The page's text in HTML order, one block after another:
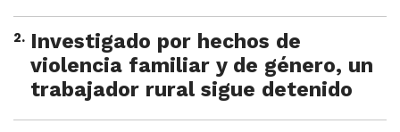
2. Investigado por hechos de
violencia familiar y de género, un
trabajador rural sigue detenido